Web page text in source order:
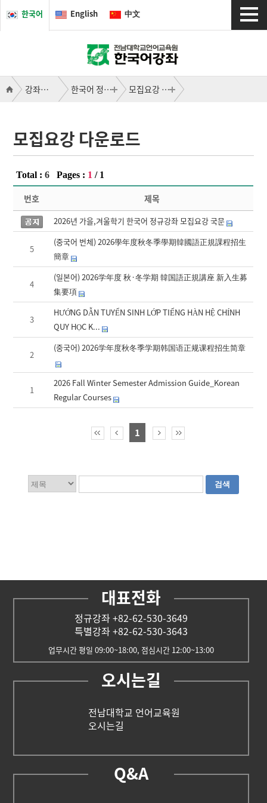
한국어 English 中文
강좌소개 한국어 정규강좌 모집요강 다운로드
모집요강 다운로드
Total :6 Pages : 1 / 1
번호 제목
2026년 가을,겨울학기 한국어 정규강좌 모집요강 국문
5
(중국어 번체) 2026學年度秋冬季學期韓國語正規課程招生
簡章
4
(일본어) 2026学年度 秋·冬学期 韓国語正規講座 新入生募
集要項
3
HƯỚNG DẪN TUYỂN SINH LỚP TIẾNG HÀN HỆ CHÍNH
QUY HỌC K...
2
(중국어) 2026学年度秋冬季学期韩国语正规课程招生简章
1
2026 Fall Winter Semester Admission Guide_Korean
Regular Courses
1
대표전화
정규강좌 +82-62-530-3649
특별강좌 +82-62-530-3643
업무시간 평일 09:00~18:00, 점심시간 12:00~13:00
오시는길
전남대학교 언어교육원
오시는길
Q&A